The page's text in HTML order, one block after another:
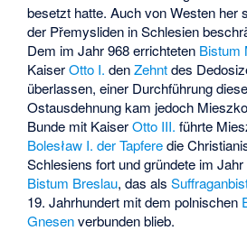
besetzt hatte. Auch von Westen her
der Přemysliden in Schlesien
Dem im Jahr 968 errichteten Bistum
KaiserOtto I. denZehntdes
überlassen, einer Durchführung
Ostausdehnung kam jedoch
Bunde mit KaiserOtto III. führte
Bolesław I. der Tapferedie
Schlesiens fort und gründete im Jahr
Bistum Breslau, das als
19. Jahrhundert mit dem polnischen
Gnesenverbunden blieb.